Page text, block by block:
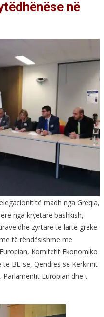
në
të madh nga Greqia,
nga kryetarë bashkish,
dhe zyrtarë të lartë grekë.
të rëndësishme me
Komitetit Ekonomiko
BE-së, Qendrës së Kërkimit
Europian dhe ι